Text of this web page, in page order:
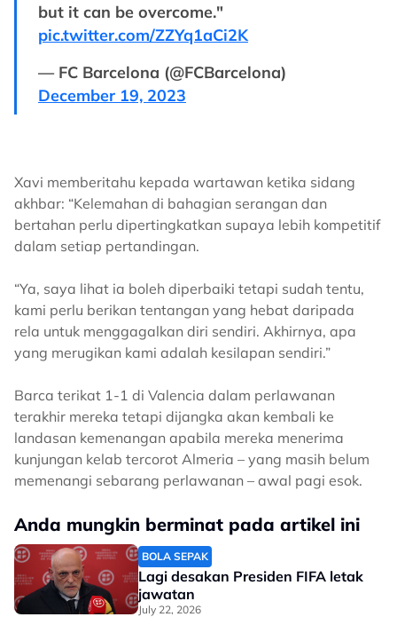
but it can be overcome."
pic.twitter.com/ZZYq1aCi2K
— FC Barcelona (@FCBarcelona)
December 19, 2023
Xavi memberitahu kepada wartawan ketika sidang
akhbar: “Kelemahan di bahagian serangan dan
bertahan perlu dipertingkatkan supaya lebih kompetitif
dalam setiap pertandingan.
“Ya, saya lihat ia boleh diperbaiki tetapi sudah tentu,
kami perlu berikan tentangan yang hebat daripada
rela untuk menggagalkan diri sendiri. Akhirnya, apa
yang merugikan kami adalah kesilapan sendiri.”
Barca terikat 1-1 di Valencia dalam perlawanan
terakhir mereka tetapi dijangka akan kembali ke
landasan kemenangan apabila mereka menerima
kunjungan kelab tercorot Almeria – yang masih belum
memenangi sebarang perlawanan – awal pagi esok.
Anda mungkin berminat pada artikel ini
BOLA SEPAK
Lagi desakan Presiden FIFA letak
jawatan
July 22, 2026